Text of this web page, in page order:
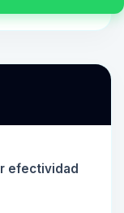
efectividad